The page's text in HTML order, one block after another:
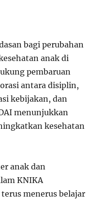
bagi perubahan
anak di
pembaruan
antara disiplin,
kebijakan, dan
menunjukkan
kesehatan
anak dan
KNIKA
menerus belajar